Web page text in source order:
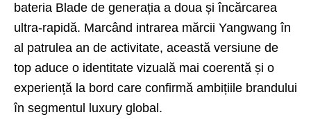
bateria Blade de generația a doua și încărcarea
ultra-rapidă. Marcând intrarea mărcii Yangwang în
al patrulea an de activitate, această versiune de
top aduce o identitate vizuală mai coerentă și o
experiență la bord care confirmă ambițiile brandului
în segmentul luxury global.